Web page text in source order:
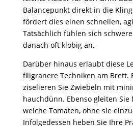
Balancepunkt direkt in die
fördert dies einen schnellen,
Tatsächlich fühlen sich
danach oft klobig an.
Darüber hinaus erlaubt diese
filigranere Techniken am Brett.
ziselieren Sie Zwiebeln mit
hauchdünn. Ebenso gleiten
weiche Tomaten, ohne sie
Infolgedessen heben Sie Ihre